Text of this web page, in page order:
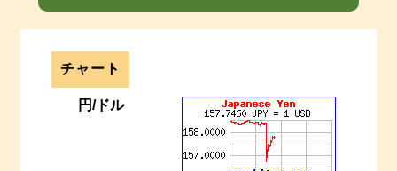
チャート